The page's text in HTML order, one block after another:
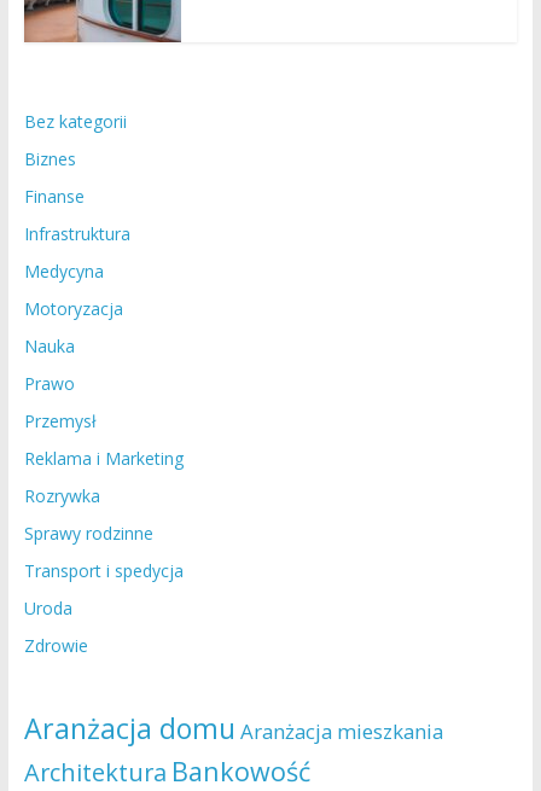
Bez kategorii
Biznes
Finanse
Infrastruktura
Medycyna
Motoryzacja
Nauka
Prawo
Przemysł
Reklama i Marketing
Rozrywka
Sprawy rodzinne
Transport i spedycja
Uroda
Zdrowie
Aranżacja domu Aranżacja mieszkania
Architektura Bankowość